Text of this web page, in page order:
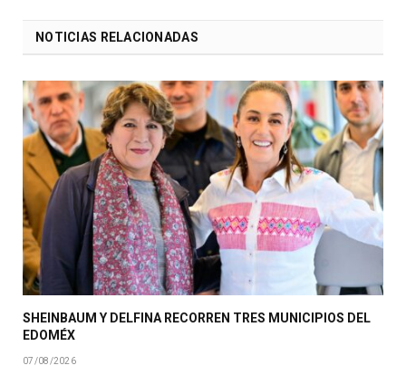
NOTICIAS RELACIONADAS
SHEINBAUM Y DELFINA RECORREN TRES MUNICIPIOS DEL
EDOMÉX
07/08/2026